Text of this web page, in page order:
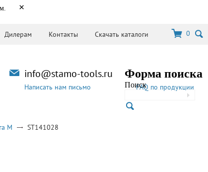
×
Дилерам Контакты Скачать каталоги 0
Форма поиска
ПоискFAQ по продукции
info@stamo-tools.ru
Написать нам письмо
M ST141028